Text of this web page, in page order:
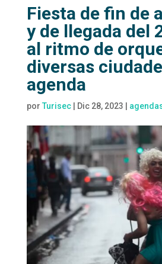
Fiesta de fin de
y de llegada del
al ritmo de
diversas
agenda
por Turisec| Dic 28, 2023